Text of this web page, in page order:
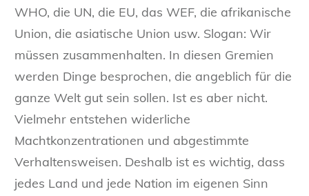
WHO, die UN, die EU, das WEF, die afrikanische
Union, die asiatische Union usw. Slogan: Wir
müssen zusammenhalten. In diesen Gremien
werden Dinge besprochen, die angeblich für die
ganze Welt gut sein sollen. Ist es aber nicht.
Vielmehr entstehen widerliche
Machtkonzentrationen und abgestimmte
Verhaltensweisen. Deshalb ist es wichtig, dass
jedes Land und jede Nation im eigenen Sinn